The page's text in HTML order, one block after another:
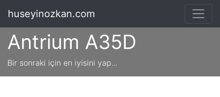
Antrium A35D
Bir sonraki için en iyisini yap...
huseyinozkan.com